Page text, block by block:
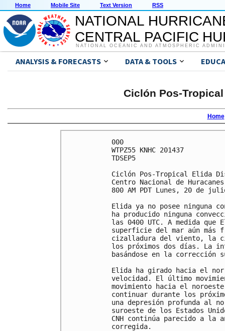
Home Mobile Site Text Version RSS
NATIONAL
CENTRAL PACIFIC
NATIONAL OCEANIC AND ATMOSPHERIC
ANALYSIS & FORECASTS DATA & TOOLS
Ciclón Pos-
Home
000
WTPZ55 KNHC 201437
TDSEP5
Ciclón Pos-Tropical Elida
Centro Nacional de
800 AM PDT Lunes, 20 de
Elida ya no posee ninguna
ha producido ninguna
las 0400 UTC. A medida que
superficie del mar aún más
cizalladura del viento, la
los próximos dos días. La
basándose en la corrección
Elida ha girado hacia el
velocidad. El último
movimiento hacia el
continuar durante los
una depresión profunda al
suroeste de los Estados
CNH continúa parecido a la
corregida.